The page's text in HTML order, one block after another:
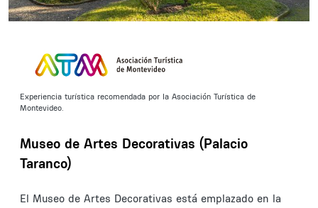
Experiencia turística recomendada por la Asociación Turística de
Montevideo.
Museo de Artes Decorativas (Palacio
Taranco)
El Museo de Artes Decorativas está emplazado en la